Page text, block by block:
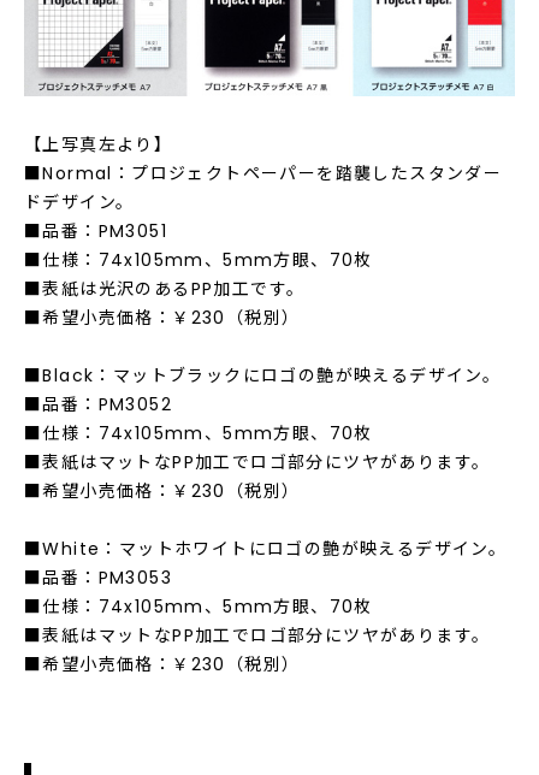
【上写真左より】
■Normal：プロジェクトペーパーを踏襲したスタンダー
ドデザイン。
■品番：PM3051
■仕様：74x105mm、5mm方眼、70枚
■表紙は光沢のあるPP加工です。
■希望小売価格：￥230（税別）
■Black：マットブラックにロゴの艶が映えるデザイン。
■品番：PM3052
■仕様：74x105mm、5mm方眼、70枚
■表紙はマットなPP加工でロゴ部分にツヤがあります。
■希望小売価格：￥230（税別）
■White：マットホワイトにロゴの艶が映えるデザイン。
■品番：PM3053
■仕様：74x105mm、5mm方眼、70枚
■表紙はマットなPP加工でロゴ部分にツヤがあります。
■希望小売価格：￥230（税別）